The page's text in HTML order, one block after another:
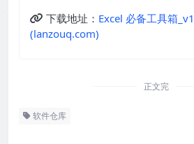
下载地址： Excel 必备工具箱
(lanzouq.com)
正文完
软件仓库